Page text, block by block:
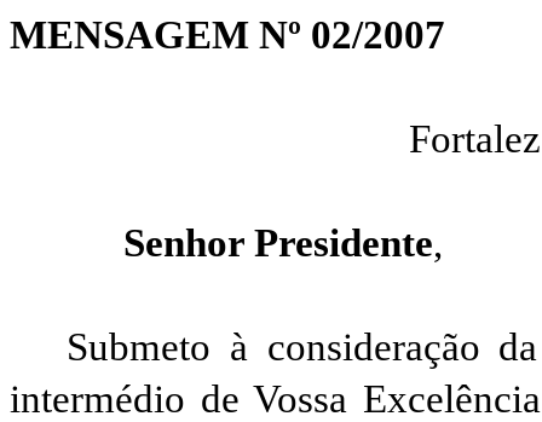
MENSAGEM Nº 02/2007
Senhor Presidente,
Submeto à consideração
intermédio de Vossa